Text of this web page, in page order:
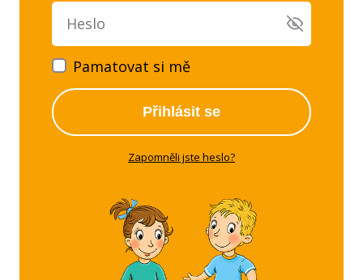
Pamatovat si mě
Přihlásit se
Zapomněli jste heslo?